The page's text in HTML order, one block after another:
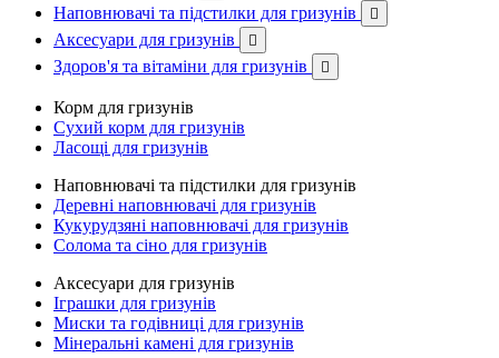
Наповнювачі та підстилки для гризунів 
Аксесуари для гризунів 
Здоров'я та вітаміни для гризунів 
Корм для гризунів
Сухий корм для гризунів
Ласощі для гризунів
Наповнювачі та підстилки для гризунів
Деревні наповнювачі для гризунів
Кукурудзяні наповнювачі для гризунів
Солома та сіно для гризунів
Аксесуари для гризунів
Іграшки для гризунів
Миски та годівниці для гризунів
Мінеральні камені для гризунів